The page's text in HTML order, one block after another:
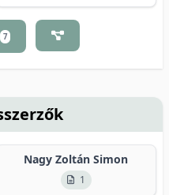
7
Nagy Zoltán Simon
1